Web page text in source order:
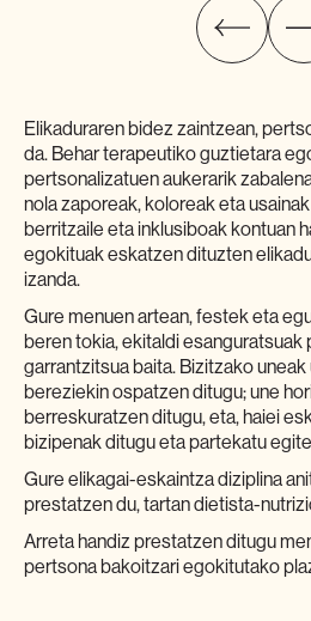
Elikaduraren bidez zaintzean,
da. Behar terapeutiko guztietara
pertsonalizatuen aukerarik
nola zaporeak, koloreak eta
berritzaile eta inklusiboak kontuan
egokituak eskatzen dituzten
izanda.
Gure menuen artean, festek eta
beren tokia, ekitaldi esanguratsuak
garrantzitsua baita. Bizitzako
bereziekin ospatzen ditugu; une
berreskuratzen ditugu, eta, haiei
bizipenak ditugu eta partekatu
Gure elikagai-eskaintza diziplina
prestatzen du, tartan dietista-
Arreta handiz prestatzen ditugu
pertsona bakoitzari egokitutako